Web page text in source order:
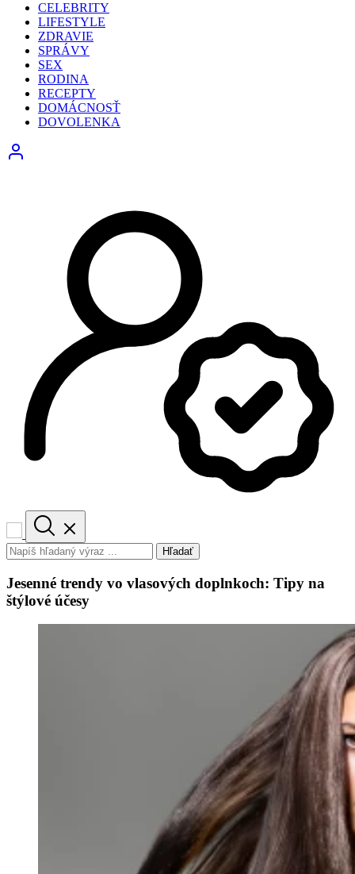
CELEBRITY
LIFESTYLE
ZDRAVIE
SPRÁVY
SEX
RODINA
RECEPTY
DOMÁCNOSŤ
DOVOLENKA
Hľadať
Jesenné trendy vo vlasových doplnkoch: Tipy na
štýlové účesy